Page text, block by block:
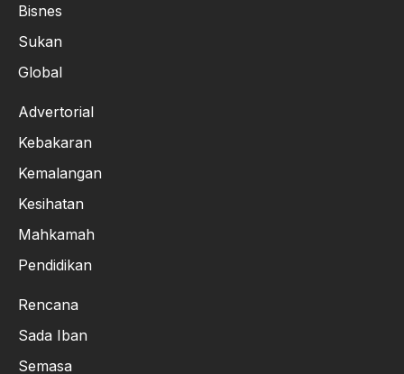
Bisnes
Sukan
Global
Advertorial
Kebakaran
Kemalangan
Kesihatan
Mahkamah
Pendidikan
Rencana
Sada Iban
Semasa